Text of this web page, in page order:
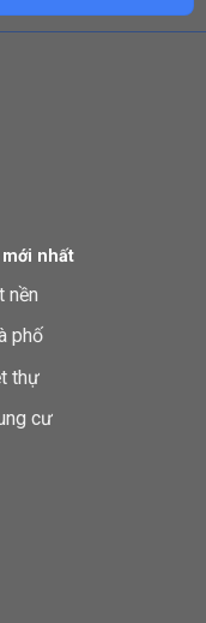
mới nhất
nền
phố
thự
cư